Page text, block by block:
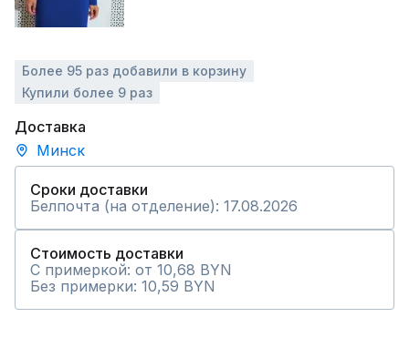
Более 95 раз добавили в корзину
Купили более 9 раз
Доставка
Минск
Сроки доставки
Белпочта (на отделение): 17.08.2026
Стоимость доставки
С примеркой: от 10,68 BYN
Без примерки: 10,59 BYN